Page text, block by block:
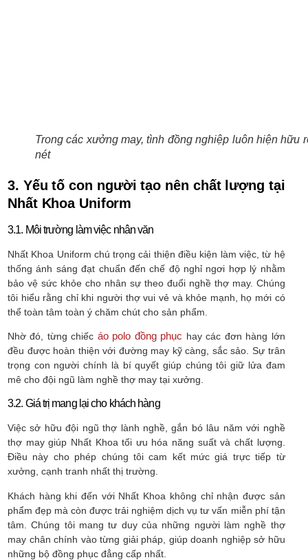
Trong các xưởng may, tình đồng nghiệp luôn hiện hữu
nét
3. Yếu tố con người tạo nên chất lượng tại
Nhất Khoa Uniform
3.1. Môi trường làm việc nhân văn
Nhất Khoa Uniform chú trọng cải thiện điều kiện làm việc, từ hệ
thống ánh sáng đạt chuẩn đến chế độ nghỉ ngơi hợp lý nhằm
bảo vệ sức khỏe cho nhân sự theo đuổi nghề thợ may. Chúng
tôi hiểu rằng chỉ khi người thợ vui vẻ và khỏe mạnh, họ mới có
thể toàn tâm toàn ý chăm chút cho sản phẩm.
Nhờ đó, từng chiếc áo polo đồng phục hay các đơn hàng lớn
đều được hoàn thiện với đường may kỹ càng, sắc sảo. Sự trân
trọng con người chính là bí quyết giúp chúng tôi giữ lửa đam
mê cho đội ngũ làm nghề thợ may tại xưởng.
3.2. Giá trị mang lại cho khách hàng
Việc sở hữu đội ngũ thợ lành nghề, gắn bó lâu năm với nghề
thợ may giúp Nhất Khoa tối ưu hóa năng suất và chất lượng.
Điều này cho phép chúng tôi cam kết mức giá trực tiếp từ
xưởng, cạnh tranh nhất thị trường.
Khách hàng khi đến với Nhất Khoa không chỉ nhận được sản
phẩm đẹp mà còn được trải nghiệm dịch vụ tư vấn miễn phí tận
tâm. Chúng tôi mang tư duy của những người làm nghề thợ
may chân chính vào từng giải pháp, giúp doanh nghiệp sở hữu
những bộ đồng phục đẳng cấp nhất.